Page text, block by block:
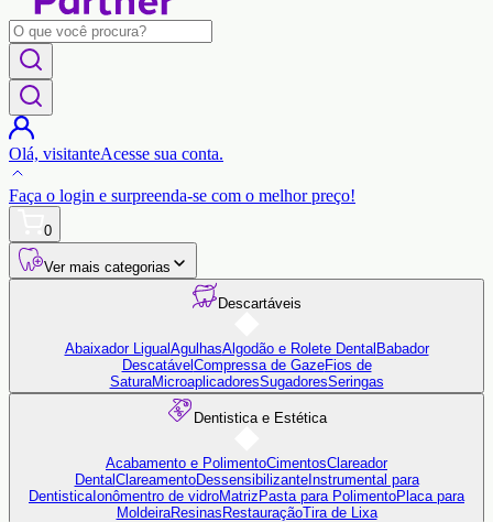
Olá, visitanteAcesse sua conta.
Faça o login e surpreenda-se com o melhor preço!
0
Ver mais categorias
Descartáveis
Abaixador Ligual AgulhasAlgodão e Rolete Dental Babador
Descatável Compressa de GazeFios de
SaturaMicroaplicadoresSugadoresSeringas
Dentistica e Estética
Acabamento e PolimentoCimentosClareador
Dental ClareamentoDessensibilizanteInstrumental para
Dentistica Ionômentro de vidroMatriz Pasta para PolimentoPlaca para
MoldeiraResinas RestauraçãoTira de Lixa